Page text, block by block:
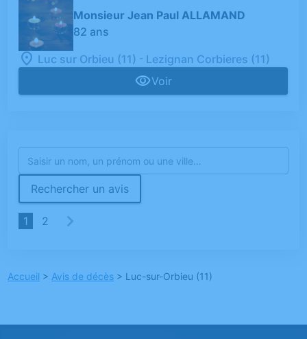
Monsieur Jean Paul ALLAMAND
82 ans
Luc sur Orbieu (11) - Lezignan Corbieres (11)
Voir
Rechercher un avis
1 2
Accueil > Avis de décès > Luc-sur-Orbieu (11)